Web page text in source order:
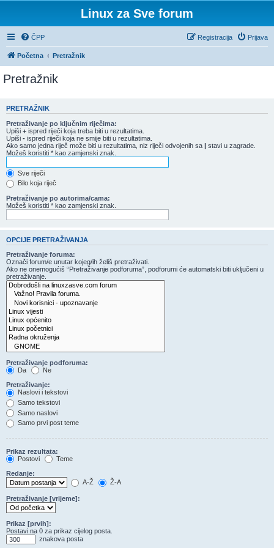
Linux za Sve forum
ČPP Prijava
Registracija
Početna Pretražnik
Pretražnik
PRETRAŽNIK
Pretraživanje po ključnim riječima:
Upiši + ispred riječi koja treba biti u rezultatima.
Upiši - ispred riječi koja ne smije biti u rezultatima.
Ako samo jedna riječ može biti u rezultatima, niz riječi odvojenih sa | stavi u zagrade.
Možeš koristiti * kao zamjenski znak.
Sve riječi
Bilo koja riječ
Pretraživanje po autorima/cama:
Možeš koristiti * kao zamjenski znak.
OPCIJE PRETRAŽIVANJA
Pretraživanje foruma:
Označi forum/e unutar kojeg/ih želiš pretraživati.
Ako ne onemogućiš “Pretraživanje podforuma”, podforumi će automatski biti uključeni u
pretraživanje.
Pretraživanje podforuma:
Da
Ne
Pretraživanje:
Naslovi i tekstovi
Samo tekstovi
Samo naslovi
Samo prvi post teme
Prikaz rezultata:
Postovi
Teme
Redanje:
A-Ž
Ž-A
Pretraživanje [vrijeme]:
Prikaz [prvih]:
Postavi na 0 za prikaz cijelog posta.
znakova posta